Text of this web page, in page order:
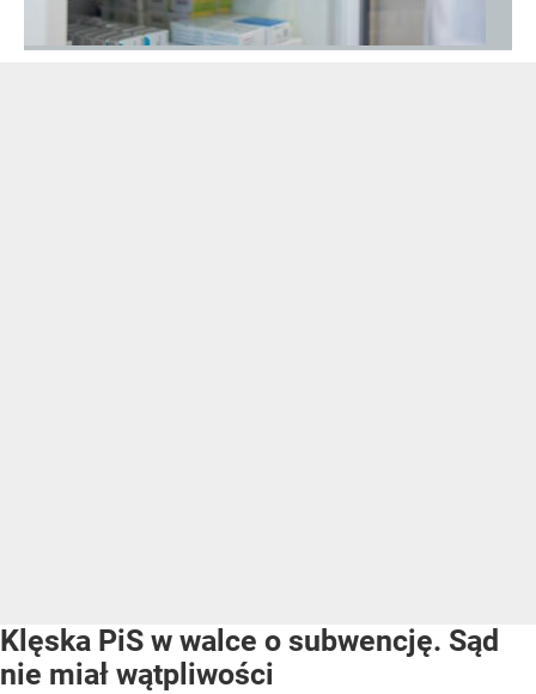
Klęska PiS w walce o subwencję. Sąd
nie miał wątpliwości